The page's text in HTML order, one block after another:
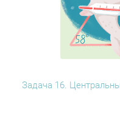
Задача 16.